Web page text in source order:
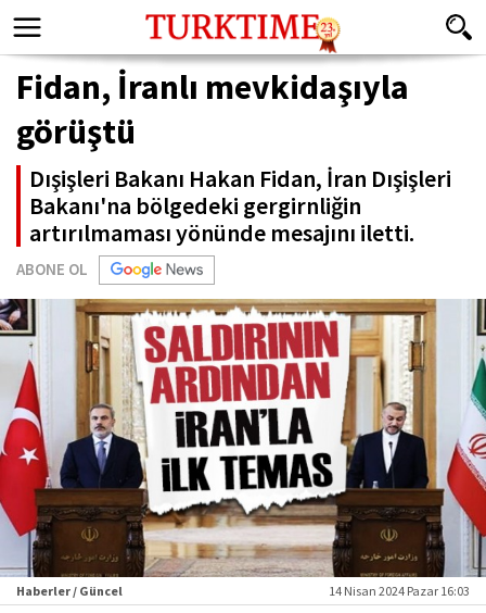
Fidan, İranlı mevkidaşıyla
görüştü
Dışişleri Bakanı Hakan Fidan, İran Dışişleri
Bakanı'na bölgedeki gergirnliğin
artırılmaması yönünde mesajını iletti.
ABONE OL
Haberler / Güncel 14 Nisan 2024 Pazar 16:03